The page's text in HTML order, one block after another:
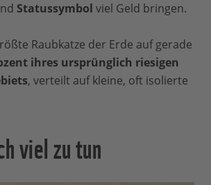
Statussymbol viel Geld bringen.
Raubkatze der Erde auf gerade
ihres ursprünglich riesigen
, verteilt auf kleine, oft isolierte
viel zu tun